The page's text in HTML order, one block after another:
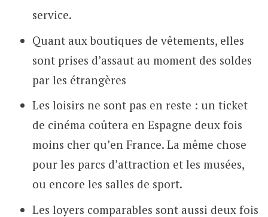
service.
Quant aux boutiques de vêtements, elles
sont prises d’assaut au moment des soldes
par les étrangères
Les loisirs ne sont pas en reste : un ticket
de cinéma coûtera en Espagne deux fois
moins cher qu’en France. La même chose
pour les parcs d’attraction et les musées,
ou encore les salles de sport.
Les loyers comparables sont aussi deux fois